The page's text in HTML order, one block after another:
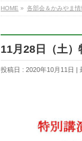
HOME » 各部会＆かみやま
11月28日（土
投稿日 : 2020年10月11日